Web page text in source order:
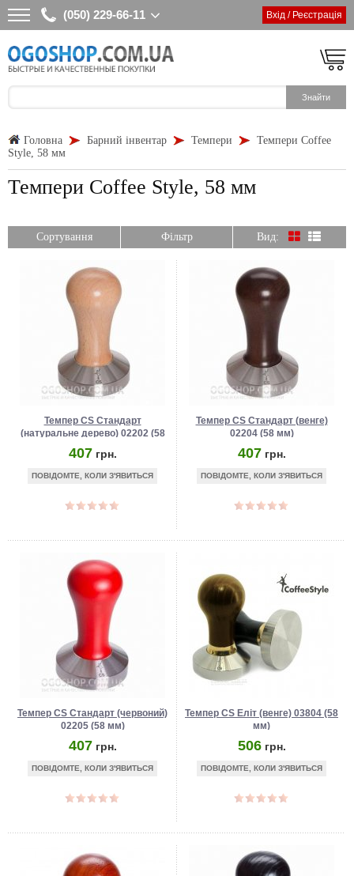
(050) 229-66-11 Вхід / Реєстрація
Головна Барний інвентар Темпери
Темпери Coffee
Style, 58 мм
Темпери Coffee Style, 58 мм
Сортування Фільтр Вид:
Темпер CS Стандарт
(натуральне дерево) 02202 (58
мм)
407 грн.
ПОВІДОМТЕ, КОЛИ З'ЯВИТЬСЯ
Темпер CS Стандарт (венге)
02204 (58 мм)
407 грн.
ПОВІДОМТЕ, КОЛИ З'ЯВИТЬСЯ
Темпер CS Стандарт (червоний)
02205 (58 мм)
407 грн.
ПОВІДОМТЕ, КОЛИ З'ЯВИТЬСЯ
Темпер CS Еліт (венге) 03804 (58
мм)
506 грн.
ПОВІДОМТЕ, КОЛИ З'ЯВИТЬСЯ